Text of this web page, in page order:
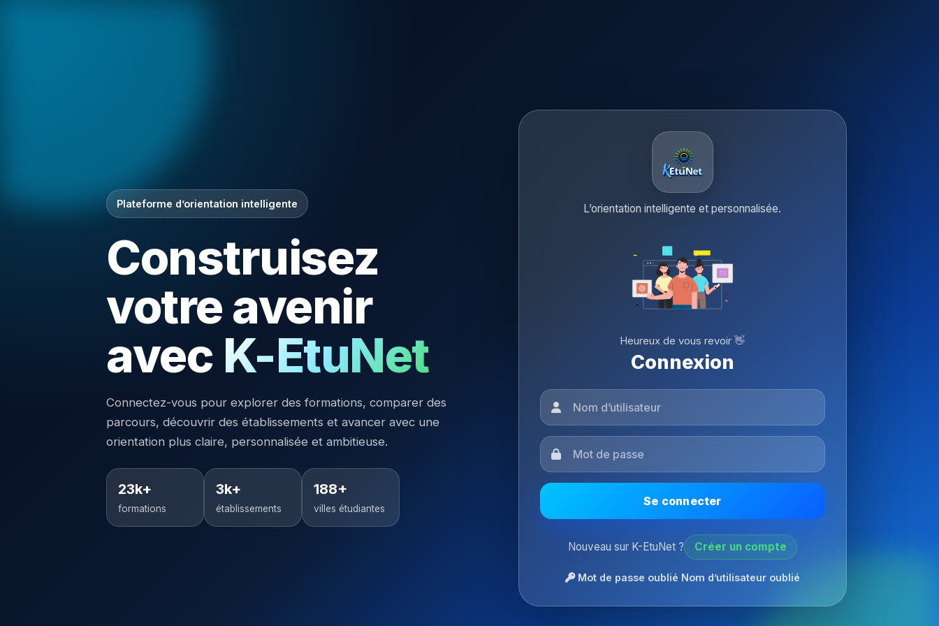
Plateforme d’orientation intelligente
Construisez
votre avenir
avec K-EtuNet
Connectez-vous pour explorer des formations, comparer des
parcours, découvrir des établissements et avancer avec une
orientation plus claire, personnalisée et ambitieuse.
23k+
formations
3k+
établissements
188+
villes étudiantes
L’orientation intelligente et personnalisée.
Heureux de vous revoir 👋
Connexion
Se connecter
Nouveau sur K-EtuNet ? Créer un compte
Mot de passe oublié Nom d’utilisateur oublié